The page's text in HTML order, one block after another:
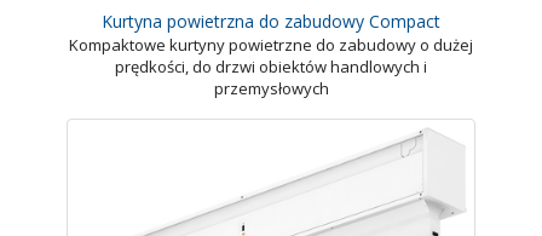
Kurtyna powietrzna do zabudowy Compact
Kompaktowe kurtyny powietrzne do zabudowy o dużej
prędkości, do drzwi obiektów handlowych i
przemysłowych